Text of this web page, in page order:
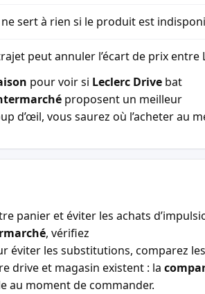
sert à rien si le produit est
peut annuler l’écart de prix entre
pour voir si Leclerc Drive bat
proposent un meilleur
d’œil, vous saurez où l’acheter au
panier et éviter les achats
, vérifiez
éviter les substitutions, comparez
drive et magasin existent : la
au moment de commander.